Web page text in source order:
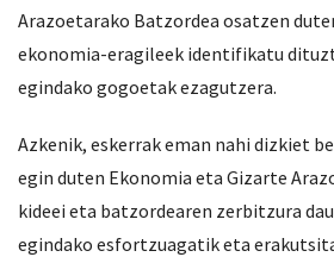
Arazoetarako Batzordea osatzen
ekonomia-eragileek identifikatu
egindako gogoetak ezagutzera.
Azkenik, eskerrak eman nahi dizkiet
egin duten Ekonomia eta Gizarte
kideei eta batzordearen zerbitzura
egindako esfortzuagatik eta